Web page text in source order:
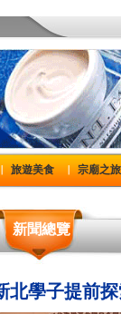
旅遊美食 宗廟之旅
新聞總覽
北學子提前